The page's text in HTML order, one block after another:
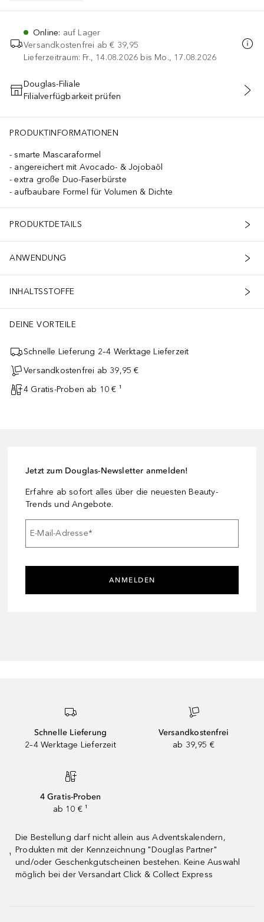
Online: auf Lager
Versandkostenfrei ab € 39,95
Lieferzeitraum: Fr., 14.08.2026 bis Mo., 17.08.2026
IN DEN WARENKORB
Douglas-Filiale
Filialverfügbarkeit prüfen
PRODUKTINFORMATIONEN
smarte Mascaraformel
angereichert mit Avocado- & Jojobaöl
extra große Duo-Faserbürste
aufbaubare Formel für Volumen & Dichte
PRODUKTDETAILS
ANWENDUNG
INHALTSSTOFFE
DEINE VORTEILE
Schnelle Lieferung 2–4 Werktage Lieferzeit
Versandkostenfrei ab 39,95 €
4 Gratis-Proben ab 10 € ¹
Jetzt zum Douglas-Newsletter anmelden!
Erfahre ab sofort alles über die neuesten Beauty-
Trends und Angebote.
E-Mail-Adresse*
ANMELDEN
Schnelle Lieferung
2–4 Werktage Lieferzeit
Versandkostenfrei
ab 39,95 €
4 Gratis-Proben
ab 10 € ¹
¹
Die Bestellung darf nicht allein aus Adventskalendern,
Produkten mit der Kennzeichnung "Douglas Partner"
und/oder Geschenkgutscheinen bestehen. Keine Auswahl
möglich bei der Versandart Click & Collect Express